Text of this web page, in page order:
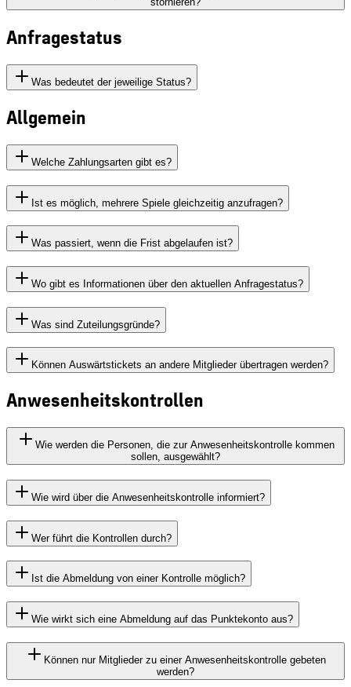
Anfragestatus
Was bedeutet der jeweilige Status?
Allgemein
Welche Zahlungsarten gibt es?
Ist es möglich, mehrere Spiele gleichzeitig anzufragen?
Was passiert, wenn die Frist abgelaufen ist?
Wo gibt es Informationen über den aktuellen Anfragestatus?
Was sind Zuteilungsgründe?
Können Auswärtstickets an andere Mitglieder übertragen werden?
Anwesenheitskontrollen
Wie werden die Personen, die zur Anwesenheitskontrolle kommen
sollen, ausgewählt?
Wie wird über die Anwesenheitskontrolle informiert?
Wer führt die Kontrollen durch?
Ist die Abmeldung von einer Kontrolle möglich?
Wie wirkt sich eine Abmeldung auf das Punktekonto aus?
Können nur Mitglieder zu einer Anwesenheitskontrolle gebeten
werden?